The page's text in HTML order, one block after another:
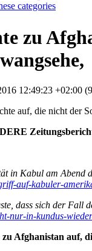
categories
zu
12:49:23 +02:00
auf, die nicht der
in Kabul am Abend
auf-kabuler-
dass sich der
nur-in-kundus-
Afghanistan auf,